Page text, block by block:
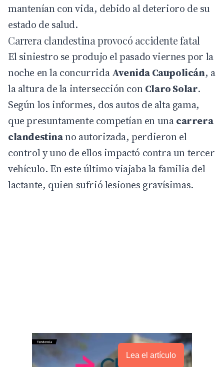
mantenían con vida, debido al deterioro de su
estado de salud.
Carrera clandestina provocó accidente fatal
El siniestro se produjo el pasado viernes por la
noche en la concurridaAvenida Caupolicán, a
la altura de la intersección conClaro Solar.
Según los informes, dos autos de alta gama,
que presuntamente competían en unacarrera
clandestinano autorizada, perdieron el
control y uno de ellos impactó contra un tercer
vehículo. En este último viajaba la familia del
lactante, quien sufrió lesiones gravísimas.
Lea el artículo